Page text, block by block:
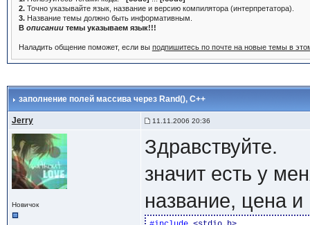
2.Точно указывайте язык, название и версию компилятора (интерпретатора).
3.Название темы должно быть информативным.
В описаниитемы указываем язык!!!
Наладить общение поможет, если вы подпишитесь по почте на новые темы в
заполнение полей массива через Rand(), C++
Jerry 11.11.2006 20:36
Новичок
Здравствуйте.
значит есть у
название, цена и